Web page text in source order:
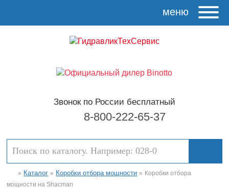
меню
Звонок по России бесплатный
8-800-222-65-37
» Каталог » Коробки отбора мощности » Коробки отбора
мощности на Shacman